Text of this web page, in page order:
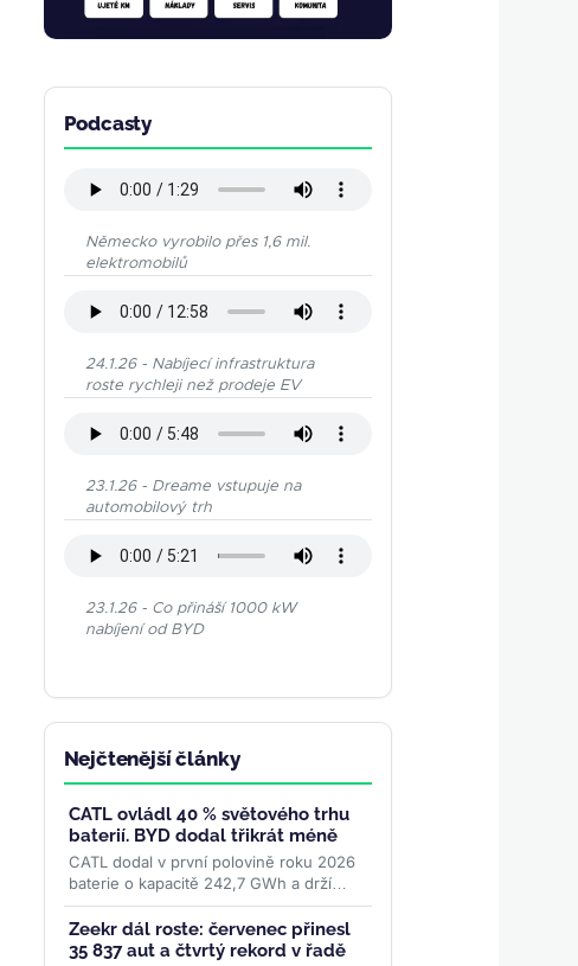
Podcasty
Německo vyrobilo přes 1,6 mil.
elektromobilů
24.1.26 - Nabíjecí infrastruktura
roste rychleji než prodeje EV
23.1.26 - Dreame vstupuje na
automobilový trh
23.1.26 - Co přináší 1000 kW
nabíjení od BYD
Nejčtenější články
CATL ovládl 40 % světového trhu
baterií. BYD dodal třikrát méně
CATL dodal v první polovině roku 2026
baterie o kapacitě 242,7 GWh a drží
téměř 40 % světového trhu. BYD s 14,4
% zaostává trojnásobně....>>
Zeekr dál roste: červenec přinesl
35 837 aut a čtvrtý rekord v řadě